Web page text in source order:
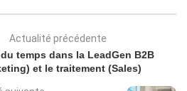
Actualité précédente
temps dans la LeadGen B2B
et le traitement (Sales)